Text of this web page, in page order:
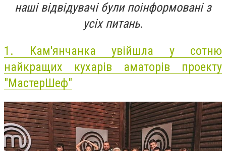
наші відвідувачі були поінформовані з
усіх питань.
1. Кам'янчанка увійшла у сотню
найкращих кухарів аматорів проекту
"МастерШеф"